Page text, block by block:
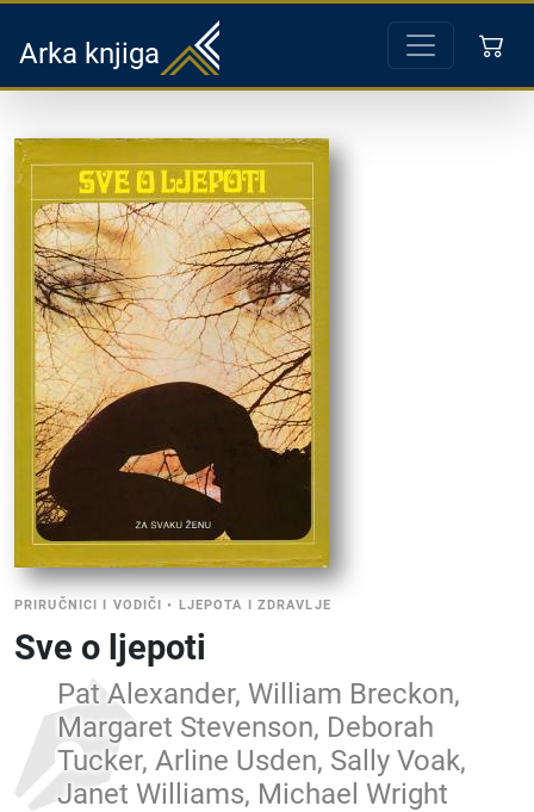
Arka knjiga
PRIRUČNICI I VODIČI • LJEPOTA I ZDRAVLJE
Sve o ljepoti
Pat Alexander, William Breckon,
Margaret Stevenson, Deborah
Tucker, Arline Usden, Sally Voak,
Janet Williams, Michael Wright